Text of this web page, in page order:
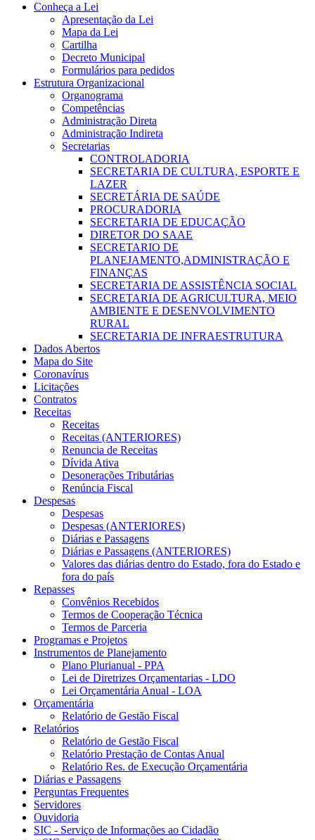
Conheça a Lei
Apresentação da Lei
Mapa da Lei
Cartilha
Decreto Municipal
Formulários para pedidos
Estrutura Organizacional
Organograma
Competências
Administração Direta
Administração Indireta
Secretarias
CONTROLADORIA
SECRETARIA DE CULTURA, ESPORTE E
LAZER
SECRETÁRIA DE SAÚDE
PROCURADORIA
SECRETARIA DE EDUCAÇÃO
DIRETOR DO SAAE
SECRETARIO DE
PLANEJAMENTO,ADMINISTRAÇÃO E
FINANÇAS
SECRETARIA DE ASSISTÊNCIA SOCIAL
SECRETARIA DE AGRICULTURA, MEIO
AMBIENTE E DESENVOLVIMENTO
RURAL
SECRETARIA DE INFRAESTRUTURA
Dados Abertos
Mapa do Site
Coronavírus
Licitações
Contratos
Receitas
Receitas
Receitas (ANTERIORES)
Renuncia de Receitas
Dívida Ativa
Desonerações Tributárias
Renúncia Fiscal
Despesas
Despesas
Despesas (ANTERIORES)
Diárias e Passagens
Diárias e Passagens (ANTERIORES)
Valores das diárias dentro do Estado, fora do Estado e
fora do país
Repasses
Convênios Recebidos
Termos de Cooperação Técnica
Termos de Parceria
Programas e Projetos
Instrumentos de Planejamento
Plano Plurianual - PPA
Lei de Diretrizes Orçamentarias - LDO
Lei Orçamentária Anual - LOA
Orçamentária
Relatório de Gestão Fiscal
Relatórios
Relatório de Gestão Fiscal
Relatório Prestação de Contas Anual
Relatório Res. de Execução Orçamentária
Diárias e Passagens
Perguntas Frequentes
Servidores
Ouvidoria
SIC - Serviço de Informações ao Cidadão